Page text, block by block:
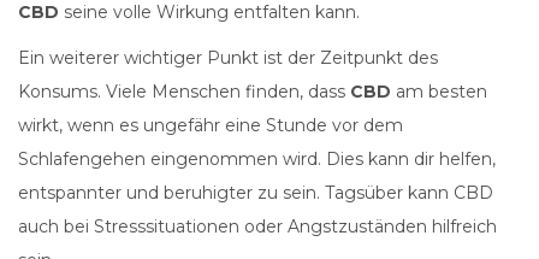
CBD seine volle Wirkung entfalten kann.
Ein weiterer wichtiger Punkt ist der Zeitpunkt des
Konsums. Viele Menschen finden, dass CBD am besten
wirkt, wenn es ungefähr eine Stunde vor dem
Schlafengehen eingenommen wird. Dies kann dir helfen,
entspannter und beruhigter zu sein. Tagsüber kann CBD
auch bei Stresssituationen oder Angstzuständen hilfreich